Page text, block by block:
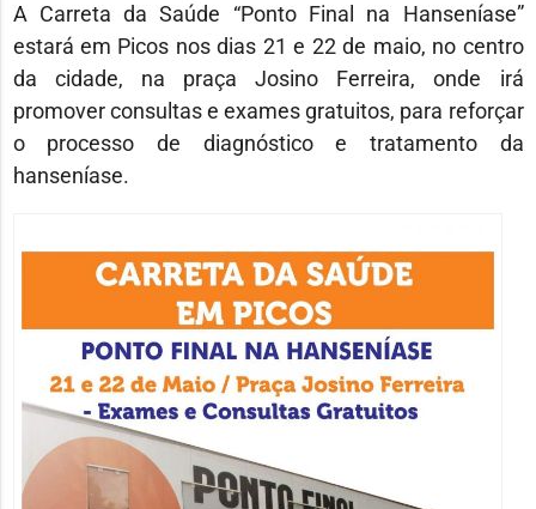
A Carreta da Saúde “Ponto Final na Hanseníase”
estará em Picos nos dias 21 e 22 de maio, no centro
da cidade, na praça Josino Ferreira, onde irá
promover consultas e exames gratuitos, para reforçar
o processo de diagnóstico e tratamento da
hanseníase.